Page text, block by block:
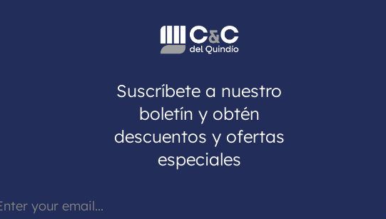
Suscríbete a nuestro
boletín y obtén
descuentos y ofertas
especiales